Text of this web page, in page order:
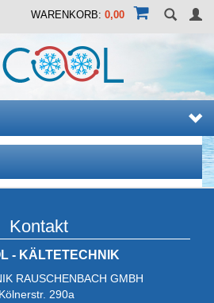
WARENKORB: 0,00
Kontakt
- KÄLTETECHNIK
RAUSCHENBACH GMBH
Kölnerstr. 290a